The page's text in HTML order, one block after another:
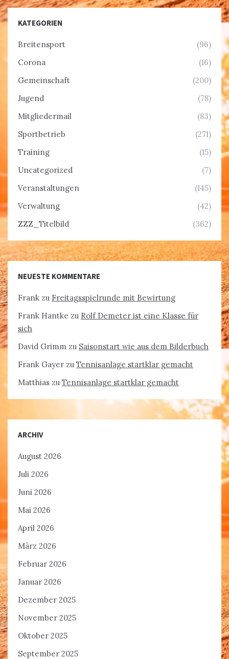
KATEGORIEN
Breitensport
(96)
Corona
(16)
Gemeinschaft
(200)
Jugend
(78)
Mitgliedermail
(83)
Sportbetrieb
(271)
Training
(15)
Uncategorized
(7)
Veranstaltungen
(145)
Verwaltung
(42)
ZZZ_Titelbild
(362)
NEUESTE KOMMENTARE
Frank zu Freitagsspielrunde mit Bewirtung
Frank Hantke zu Rolf Demeter ist eine Klasse für
sich
David Grimm zu Saisonstart wie aus dem Bilderbuch
Frank Gayer zu Tennisanlage startklar gemacht
Matthias zu Tennisanlage startklar gemacht
ARCHIV
August 2026
Juli 2026
Juni 2026
Mai 2026
April 2026
März 2026
Februar 2026
Januar 2026
Dezember 2025
November 2025
Oktober 2025
September 2025